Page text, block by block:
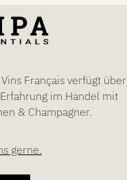
Français verfügt über
im Handel mit
& Champagner.
gerne.